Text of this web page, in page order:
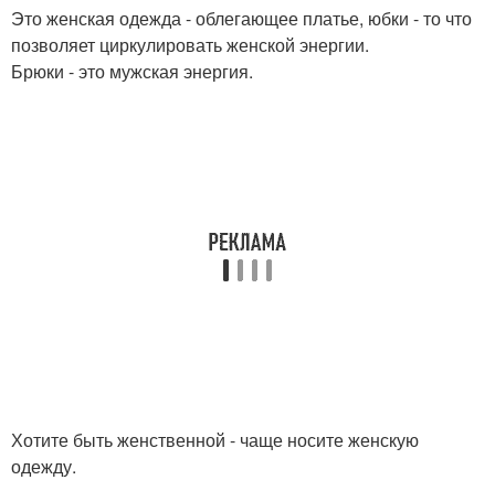
Это женская одежда - облегающее платье, юбки - то что
позволяет циркулировать женской энергии.
Брюки - это мужская энергия.
Хотите быть женственной - чаще носите женскую
одежду.